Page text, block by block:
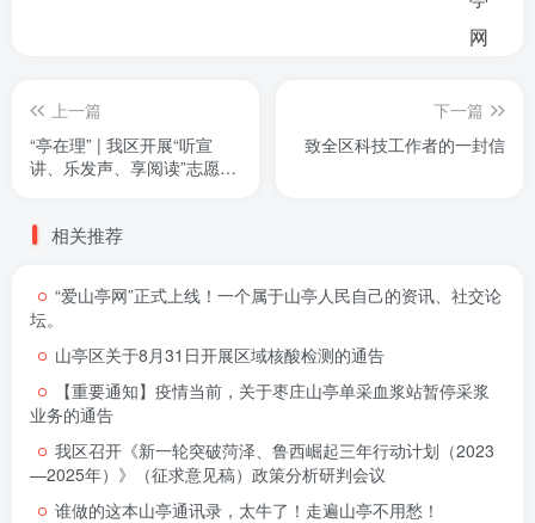
上一篇
“亭在理” | 我区开展“听宣
讲、乐发声、享阅读”志愿宣
下一篇
致全区科技工作者的一封信
相关推荐
“爱山亭网”正式上线！一个属于山亭人民自己的资讯、社交论
坛。
山亭区关于8月31日开展区域核酸检测的通告
【重要通知】疫情当前，关于枣庄山亭单采血浆站暂停采浆
业务的通告
我区召开《新一轮突破菏泽、鲁西崛起三年行动计划（2023
—2025年）》（征求意见稿）政策分析研判会议
谁做的这本山亭通讯录，太牛了！走遍山亭不用愁！